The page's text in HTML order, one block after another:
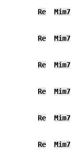
Re Mim7
Re Mim7
Re Mim7
Re Mim7
Re Mim7
Re Mim7